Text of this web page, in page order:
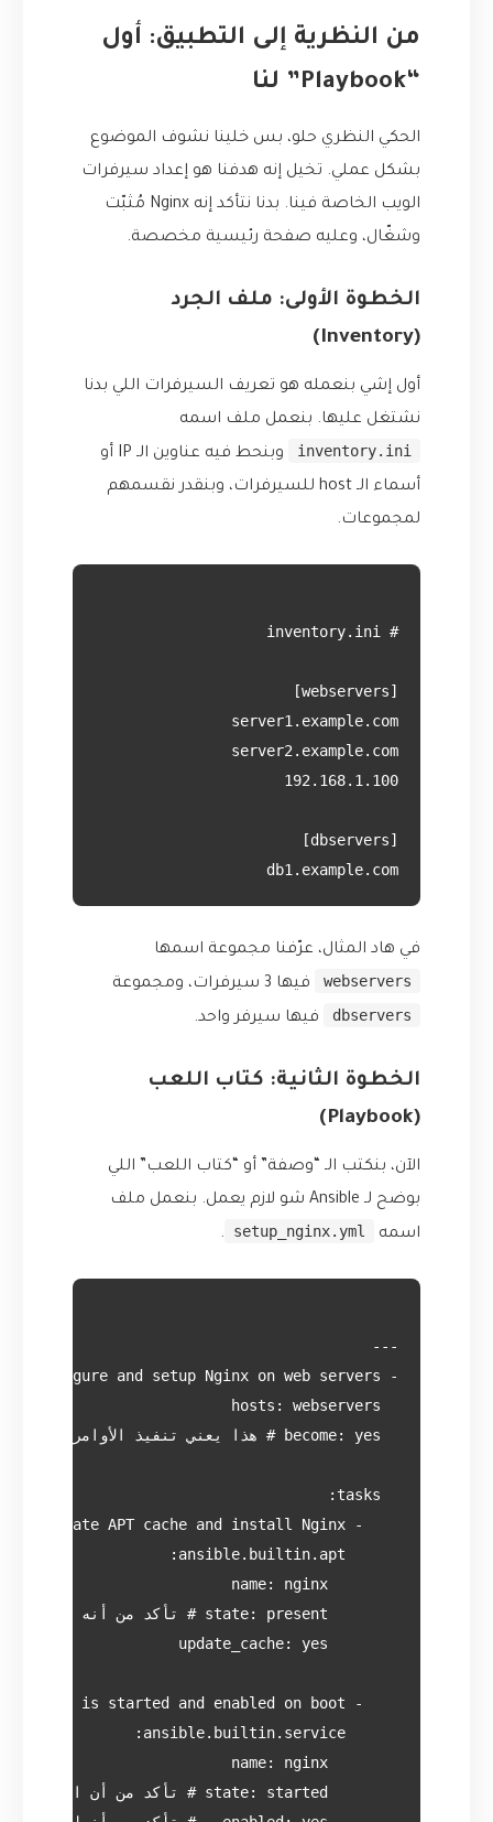
من النظرية إلى التطبيق: أول
“Playbook” لنا
الحكي النظري حلو، بس خلينا نشوف الموضوع
بشكل عملي. تخيل إنه هدفنا هو إعداد سيرفرات
الويب الخاصة فينا. بدنا نتأكد إنه Nginx مُثبّت
وشغّال، وعليه صفحة رئيسية مخصصة.
الخطوة الأولى: ملف الجرد
(Inventory)
أول إشي بنعمله هو تعريف السيرفرات اللي بدنا
نشتغل عليها. بنعمل ملف اسمه
inventory.ini
وبنحط فيه عناوين الـ IP أو
أسماء الـ host للسيرفرات، وبنقدر نقسمهم
لمجموعات.
db1.example.com
في هاد المثال، عرّفنا مجموعة اسمها
webservers
فيها 3 سيرفرات، ومجموعة
dbservers
فيها سيرفر واحد.
الخطوة الثانية: كتاب اللعب
(Playbook)
الآن، بنكتب الـ “وصفة” أو “كتاب اللعب” اللي
بوضح لـ Ansible شو لازم يعمل. بنعمل ملف
اسمه
setup_nginx.yml
.